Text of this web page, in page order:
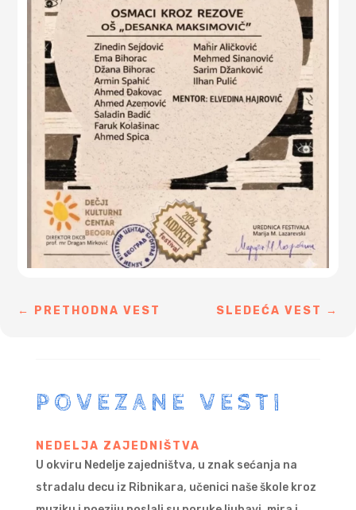
← PRETHODNA VEST SLEDEĆA VEST →
POVEZANE VESTI
NEDELJA ZAJEDNIŠTVA
U okviru Nedelje zajedništva, u znak sećanja na
stradalu decu iz Ribnikara, učenici naše škole kroz